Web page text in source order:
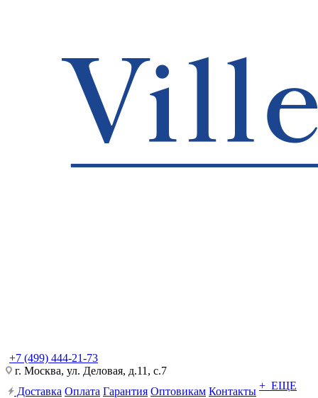
+7 (499) 444-21-73
г. Москва, ул. Деловая, д.11, с.7
Доставка Оплата Гарантия Оптовикам Контакты + ЕЩЕ